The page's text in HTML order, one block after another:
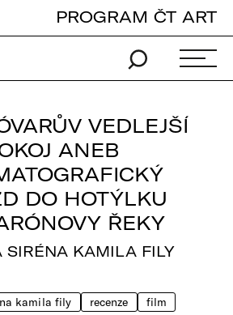
PROGRAM ČT ART
VEDLEJŠÍ
ANEB
DO HOTÝLKU
ŘEKY
SIRÉNA KAMILA FILY
kamila fily recenze
film